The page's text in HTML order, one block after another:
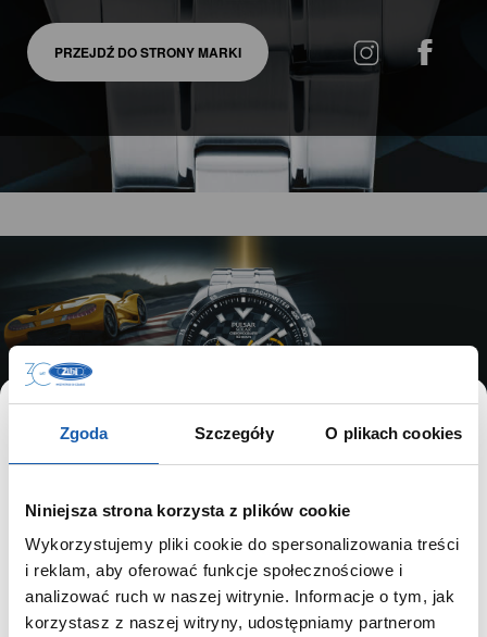
Zgoda Szczegóły O plikach cookies
Niniejsza strona korzysta z plików cookie
Wykorzystujemy pliki cookie do spersonalizowania treści
i reklam, aby oferować funkcje społecznościowe i
analizować ruch w naszej witrynie. Informacje o tym, jak
korzystasz z naszej witryny, udostępniamy partnerom
PRZEJDŹ DO STRONY MARKI
SZANOWNY UŻYTKOWNIKU,
SZANOWNA UŻYTKOWNICZKO